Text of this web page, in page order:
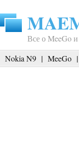
Все о MeeGo
Nokia N9 | MeeGo |